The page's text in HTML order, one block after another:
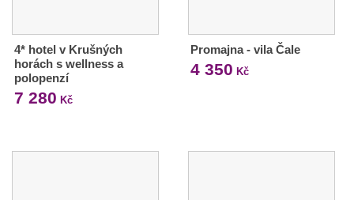
4* hotel v Krušných
horách s wellness a
polopenzí
7 280 Kč
Promajna - vila Čale
4 350 Kč